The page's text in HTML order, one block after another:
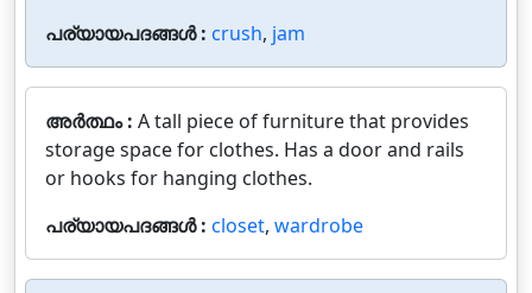
പര്യായപദങ്ങൾ : crush, jam
അർത്ഥം : A tall piece of furniture that provides
storage space for clothes. Has a door and rails
or hooks for hanging clothes.
പര്യായപദങ്ങൾ : closet, wardrobe